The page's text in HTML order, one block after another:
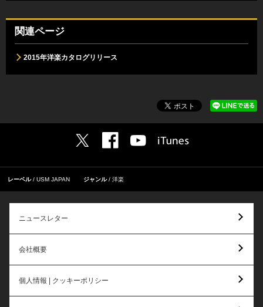
関連ページ
2015年洋楽カタログリリース
レーベル USM JAPAN ジャンル 洋楽
ニュースレター
会社概要
個人情報 | クッキーポリシー